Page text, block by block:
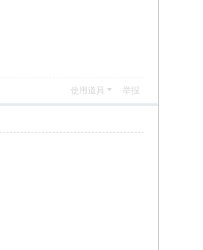
使用道具 举报